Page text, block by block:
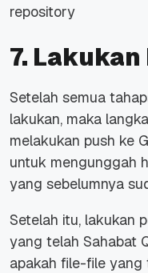
repository
7.
Setelah semua
lakukan, maka
melakukan push ke
untuk mengunggah
yang sebelumnya
Setelah itu, lakukan
yang telah Sahabat
apakah file-file